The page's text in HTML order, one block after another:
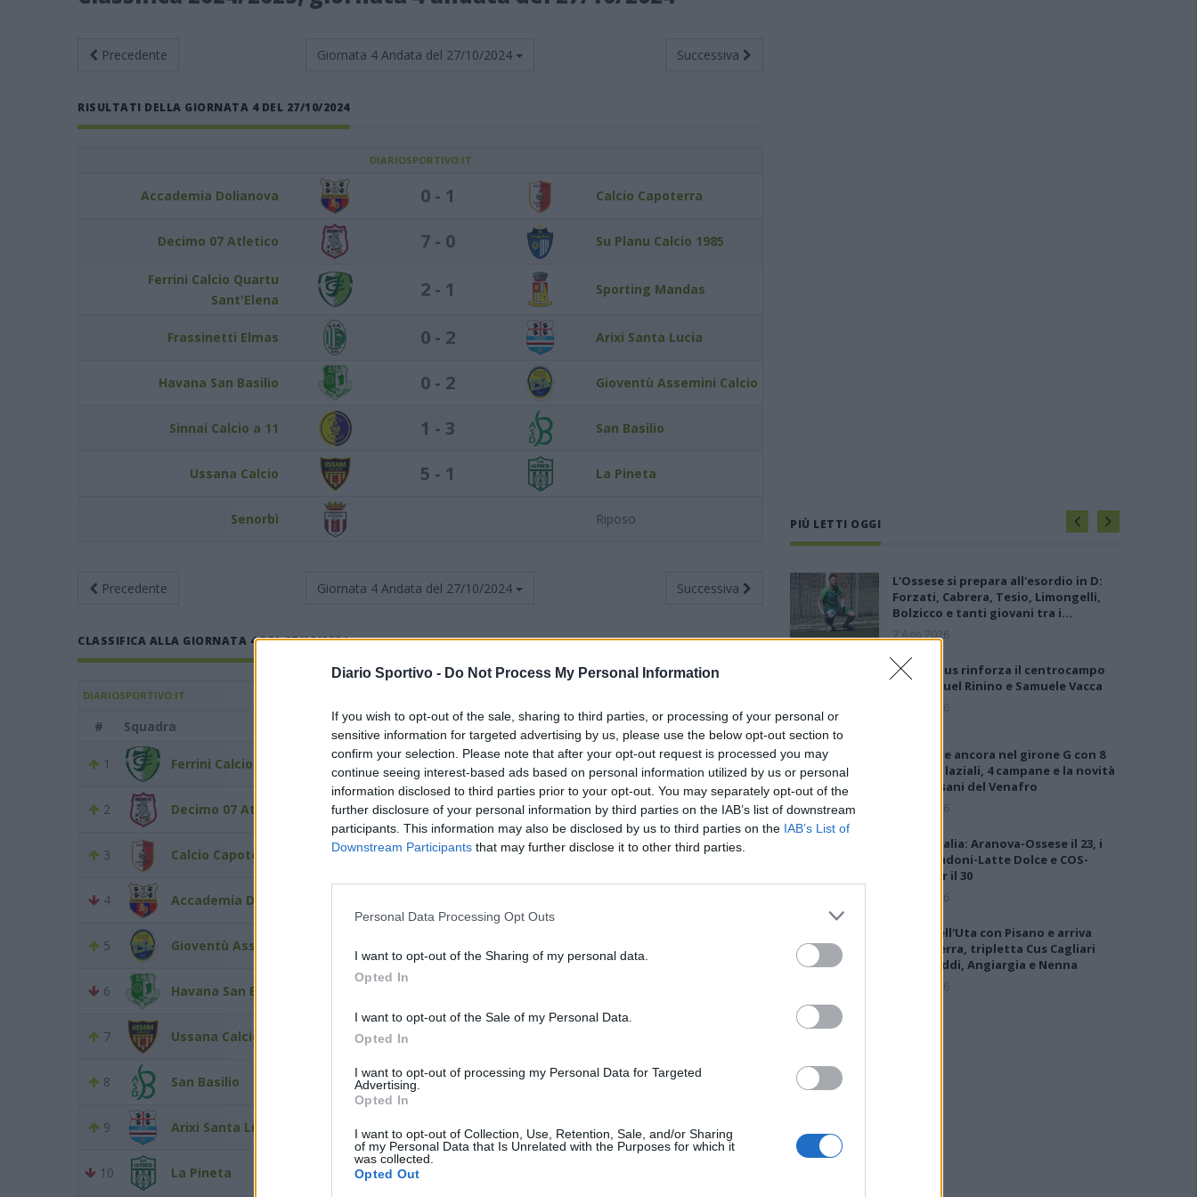
Diario Sportivo - Do Not Process My Personal Information
If you wish to opt-out of the sale, sharing to third parties, or processing of your personal or
sensitive information for targeted advertising by us, please use the below opt-out section to
confirm your selection. Please note that after your opt-out request is processed you may
continue seeing interest-based ads based on personal information utilized by us or personal
information disclosed to third parties prior to your opt-out. You may separately opt-out of the
further disclosure of your personal information by third parties on the IAB’s list of downstream
participants. This information may also be disclosed by us to third parties on the IAB’s List of
Downstream Participants that may further disclose it to other third parties.
Personal Data Processing Opt Outs
I want to opt-out of the Sharing of my personal data.
Opted In
I want to opt-out of the Sale of my Personal Data.
Opted In
I want to opt-out of processing my Personal Data for Targeted
Advertising.
Opted In
I want to opt-out of Collection, Use, Retention, Sale, and/or Sharing
of my Personal Data that Is Unrelated with the Purposes for which it
was collected.
Opted Out
Precedente Giornata 4 Andata del 27/10/2024 Successiva
RISULTATI DELLA GIORNATA 4 DEL 27/10/2024
DIARIOSPORTIVO.IT
Accademia Dolianova 0 - 1 Calcio Capoterra
Decimo 07 Atletico 7 - 0 Su Planu Calcio 1985
Ferrini Calcio Quartu
Sant'Elena
2 - 1 Sporting Mandas
Frassinetti Elmas 0 - 2 Arixi Santa Lucia
Havana San Basilio 0 - 2 Gioventù Assemini Calcio
Sinnai Calcio a 11 1 - 3 San Basilio
Ussana Calcio 5 - 1 La Pineta
Senorbì Riposo
Precedente Giornata 4 Andata del 27/10/2024 Successiva
CLASSIFICA ALLA GIORNATA 4 DEL 27/10/2024
DIARIOSPORTIVO.IT
#
Squadra Punti G V N P F S V N P F S V N P F S
1 Ferrini Calcio Quartu Sant'Elena 9 4 3 0 1 11 5 2 0 0 6 2 1 0 1 5 3
2 Decimo 07 Atletico 8 4 2 2 0 12 3 2 0 0 9 0 0 2 0 3 3
3 Calcio Capoterra 8 4 2 2 0 11 6 1 1 0 8 4 1 1 0 3
4 Accademia Dolianova
5 Gioventù Assemini Calcio
6 Havana San Basilio
7 Ussana Calcio
8 San Basilio 5 4 1 2 1 6 6 0 1 1 1 3 1 1
9 Arixi Santa Lucia 5 1 5 5 0 1 0 1
10 La Pineta 4
PIÙ LETTI OGGI
L'Ossese si prepara all'esordio in D:
Forzati, Cabrera, Tesio, Limongelli,
Bolzicco e tanti giovani tra i…
7 Ago 2026
Il Selargius rinforza il centrocampo
con Manuel Rinino e Samuele Vacca
6 Ago 2026
Le 5 sarde ancora nel girone G con 8
squadre laziali, 4 campane e la novità
dei molisani del Venafro
6 Ago 2026
Coppa Italia: Aranova-Ossese il 23, i
derby Budoni-Latte Dolce e COS-
Monastir il 30
6 Ago 2026
Colpo dell'Uta con Pisano e arriva
anche Serra, tripletta Cus Cagliari
con Piroddi, Angiargia e Nenna
5 Ago 2026